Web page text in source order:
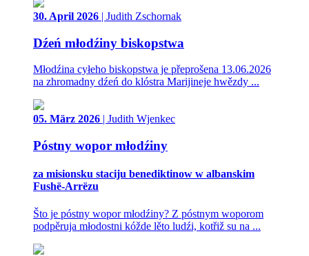
30. April 2026 | Judith Zschornak
Dźeń młodźiny biskopstwa
Młodźina cyłeho biskopstwa je přeprošena 13.06.2026
na zhromadny dźeń do klóstra Marijineje hwězdy ...
05. März 2026 | Judith Wjenkec
Póstny wopor młodźiny
za misionsku staciju benediktinow w albanskim
Fushë-Arrëzu
Što je póstny wopor młodźiny? Z póstnym woporom
podpěruja młodostni kóžde lěto ludźi, kotřiž su na ...